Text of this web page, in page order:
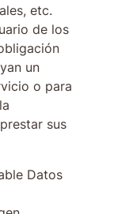
etc.
de los
un
o para
sus
Datos